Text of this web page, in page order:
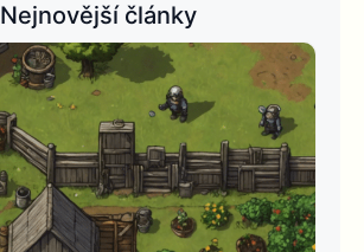
Nejnovější články